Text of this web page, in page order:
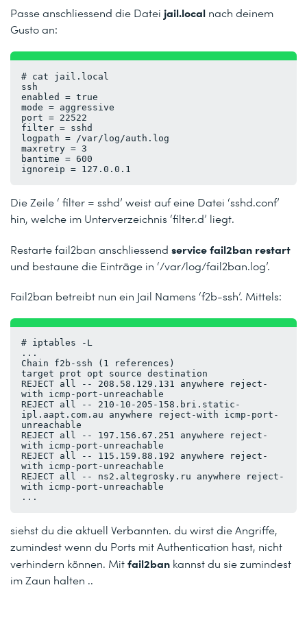
Passe anschliessend die Datei jail.local nach deinem
Gusto an:
# cat jail.local
ssh
enabled = true
mode = aggressive
port = 22522
filter = sshd
logpath = /var/log/auth.log
maxretry = 3
bantime = 600
ignoreip = 127.0.0.1
Die Zeile ‘ filter = sshd’ weist auf eine Datei ‘sshd.conf’
hin, welche im Unterverzeichnis ‘filter.d’ liegt.
Restarte fail2ban anschliessend service fail2ban restart
und bestaune die Einträge in ‘/var/log/fail2ban.log’.
Fail2ban betreibt nun ein Jail Namens ‘f2b-ssh’. Mittels:
# iptables -L
...
Chain f2b-ssh (1 references)
target prot opt source destination
REJECT all -- 208.58.129.131 anywhere reject-
with icmp-port-unreachable
REJECT all -- 210-10-205-158.bri.static-
ipl.aapt.com.au anywhere reject-with icmp-port-
unreachable
REJECT all -- 197.156.67.251 anywhere reject-
with icmp-port-unreachable
REJECT all -- 115.159.88.192 anywhere reject-
with icmp-port-unreachable
REJECT all -- ns2.altegrosky.ru anywhere reject-
with icmp-port-unreachable
...
siehst du die aktuell Verbannten. du wirst die Angriffe,
zumindest wenn du Ports mit Authentication hast, nicht
verhindern können. Mitfail2ban kannst du sie zumindest
im Zaun halten ..